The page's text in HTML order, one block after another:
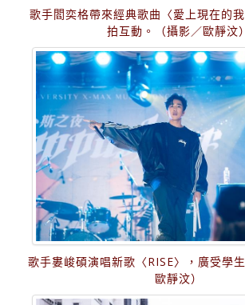
歌手閻奕格帶來經典歌曲〈愛上現在的
拍互動。（攝影／歐靜汶）
歌手婁峻碩演唱新歌〈RISE〉，廣受學
歐靜汶）